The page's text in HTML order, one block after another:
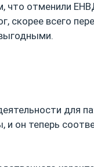
что отменили
скорее всего
для
и он теперь